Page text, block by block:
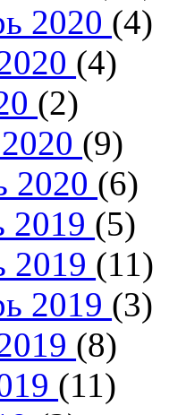
2020 (4)
(4)
(2)
(9)
2020 (6)
2019 (5)
2019 (11)
2019 (3)
(8)
(11)